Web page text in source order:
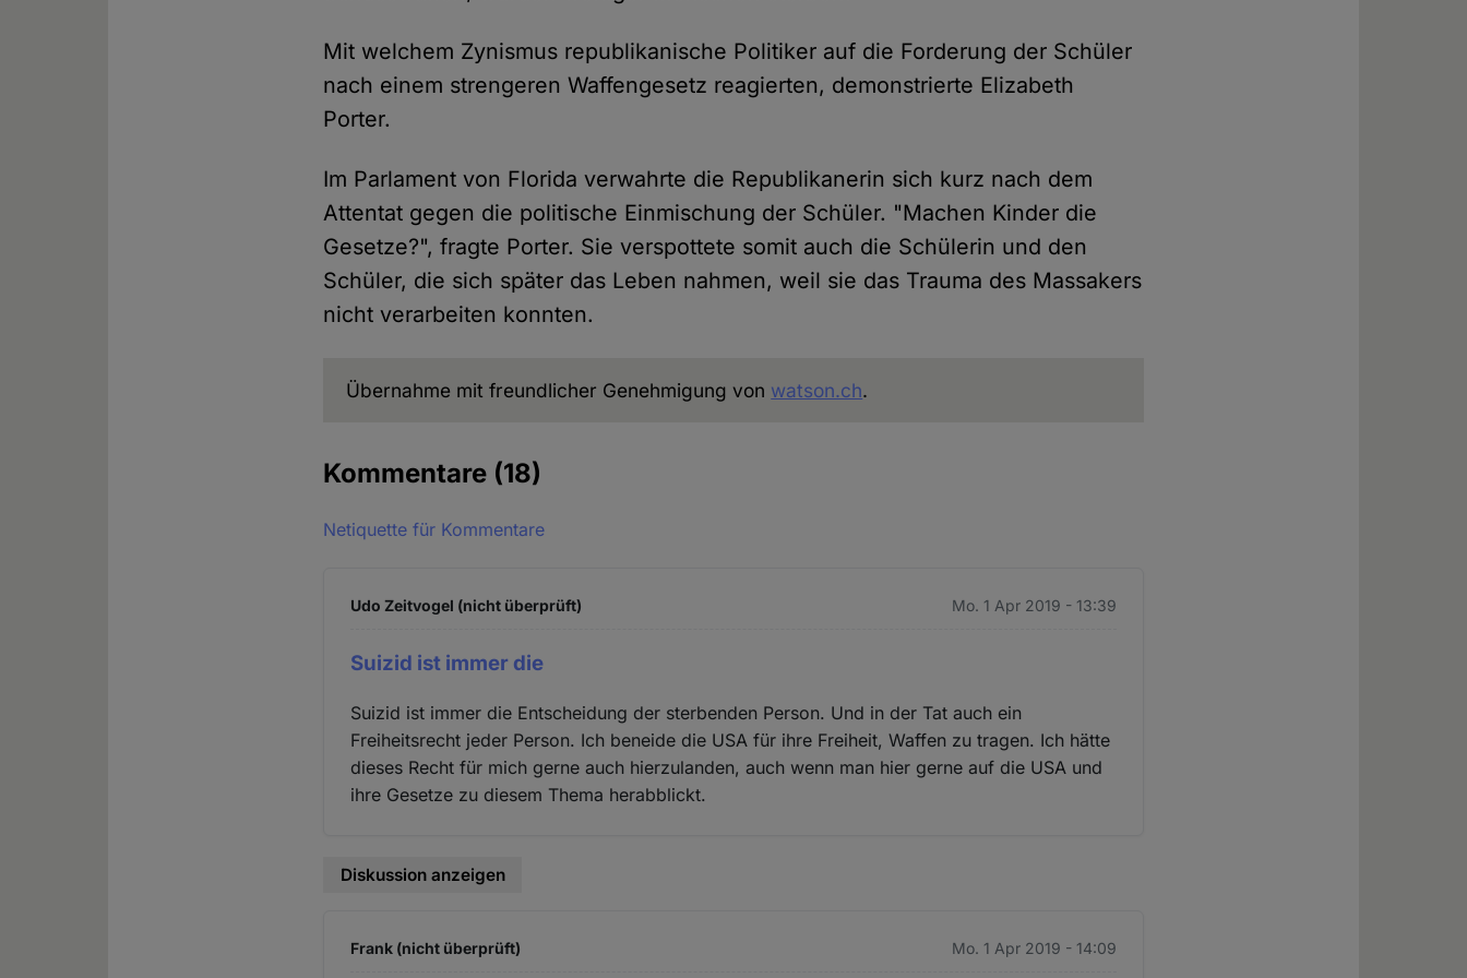
Mit welchem Zynismus republikanische Politiker auf die Forderung der Schüler
nach einem strengeren Waffengesetz reagierten, demonstrierte Elizabeth
Porter.
Im Parlament von Florida verwahrte die Republikanerin sich kurz nach dem
Attentat gegen die politische Einmischung der Schüler. "Machen Kinder die
Gesetze?", fragte Porter. Sie verspottete somit auch die Schülerin und den
Schüler, die sich später das Leben nahmen, weil sie das Trauma des Massakers
nicht verarbeiten konnten.
Übernahme mit freundlicher Genehmigung von watson.ch.
Kommentare (18)
Netiquette für Kommentare
Udo Zeitvogel (nicht überprüft) Mo. 1 Apr 2019 - 13:39
Suizid ist immer die
Suizid ist immer die Entscheidung der sterbenden Person. Und in der Tat auch ein
Freiheitsrecht jeder Person. Ich beneide die USA für ihre Freiheit, Waffen zu tragen. Ich hätte
dieses Recht für mich gerne auch hierzulanden, auch wenn man hier gerne auf die USA und
ihre Gesetze zu diesem Thema herabblickt.
Diskussion anzeigen
Frank (nicht überprüft) Mo. 1 Apr 2019 - 14:09